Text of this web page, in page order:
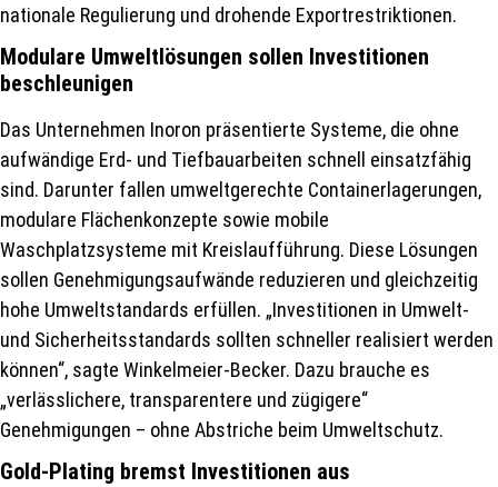
nationale Regulierung und drohende Exportrestriktionen.
Modulare Umweltlösungen sollen Investitionen
beschleunigen
Das Unternehmen Inoron präsentierte Systeme, die ohne
aufwändige Erd- und Tiefbauarbeiten schnell einsatzfähig
sind. Darunter fallen umweltgerechte Containerlagerungen,
modulare Flächenkonzepte sowie mobile
Waschplatzsysteme mit Kreislaufführung. Diese Lösungen
sollen Genehmigungsaufwände reduzieren und gleichzeitig
hohe Umweltstandards erfüllen. „Investitionen in Umwelt-
und Sicherheitsstandards sollten schneller realisiert werden
können“, sagte Winkelmeier-Becker. Dazu brauche es
„verlässlichere, transparentere und zügigere“
Genehmigungen – ohne Abstriche beim Umweltschutz.
Gold-Plating bremst Investitionen aus